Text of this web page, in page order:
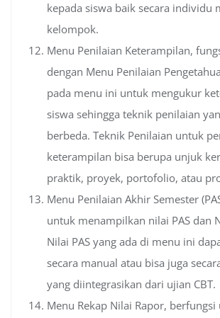
kepada siswa baik secara individu
kelompok.
Menu Penilaian Keterampilan,
dengan Menu Penilaian
pada menu ini untuk mengukur
siswa sehingga teknik penilaian
berbeda. Teknik Penilaian untuk
keterampilan bisa berupa unjuk
praktik, proyek, portofolio, atau
Menu Penilaian Akhir Semester
untuk menampilkan nilai PAS dan
Nilai PAS yang ada di menu ini
secara manual atau bisa juga
yang diintegrasikan dari ujian CBT.
Menu Rekap Nilai Rapor,